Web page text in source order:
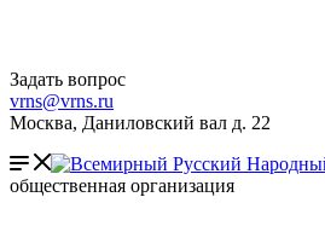
Задать вопрос
vrns@vrns.ru
Москва, Даниловский вал д. 22
общественная организация